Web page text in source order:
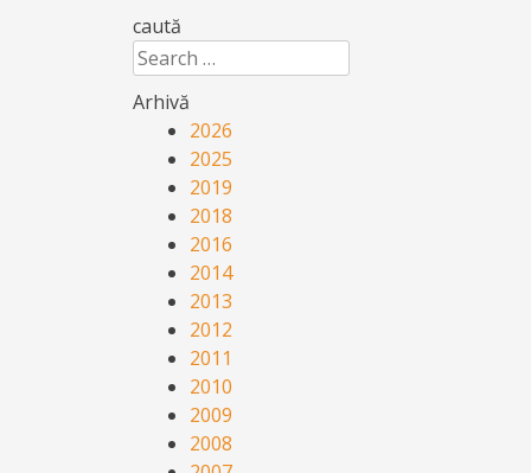
caută
Search
Arhivă
2026
2025
2019
2018
2016
2014
2013
2012
2011
2010
2009
2008